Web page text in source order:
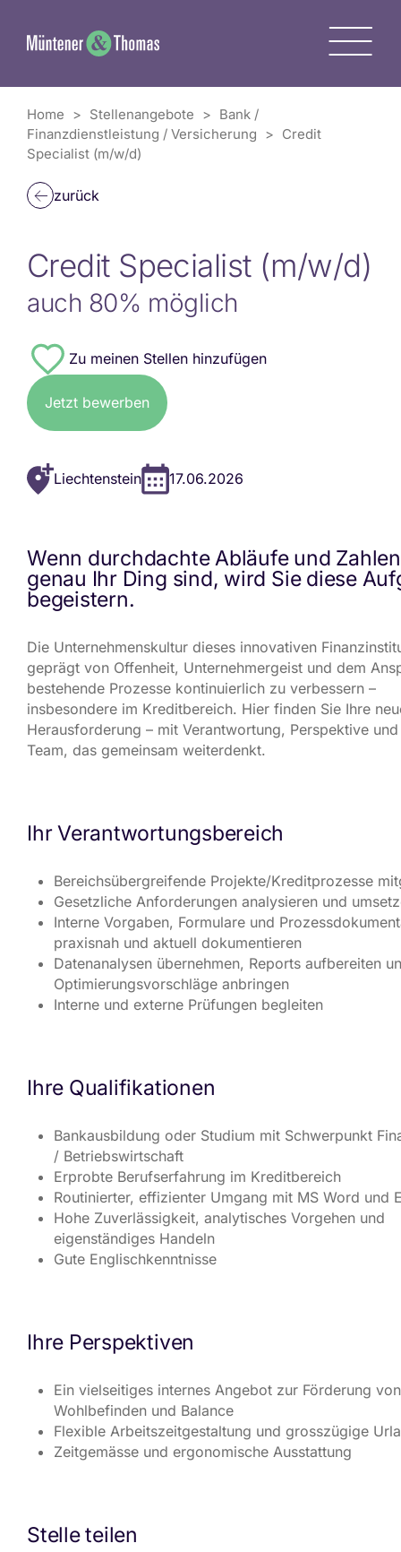
springen
Home > Stellenangebote > Bank /
Finanzdienstleistung / Versicherung > Credit
Specialist (m/w/d)
zurück
Credit Specialist (m/w/d)
auch 80% möglich
#7664
Jetzt bewerben
Liechtenstein 17.06.2026
Wenn durchdachte Abläufe und
genau Ihr Ding sind, wird Sie diese
begeistern.
Die Unternehmenskultur dieses innovativen
geprägt von Offenheit, Unternehmergeist und dem
bestehende Prozesse kontinuierlich zu verbessern –
insbesondere im Kreditbereich. Hier finden Sie Ihre
Herausforderung – mit Verantwortung, Perspektive
Team, das gemeinsam weiterdenkt.
Ihr Verantwortungsbereich
Bereichsübergreifende Projekte/Kreditprozesse
Gesetzliche Anforderungen analysieren und
Interne Vorgaben, Formulare und
praxisnah und aktuell dokumentieren
Datenanalysen übernehmen, Reports aufbereiten
Optimierungsvorschläge anbringen
Interne und externe Prüfungen begleiten
Ihre Qualifikationen
Bankausbildung oder Studium mit Schwerpunkt
/ Betriebswirtschaft
Erprobte Berufserfahrung im Kreditbereich
Routinierter, effizienter Umgang mit MS Word und
Hohe Zuverlässigkeit, analytisches Vorgehen und
eigenständiges Handeln
Gute Englischkenntnisse
Ihre Perspektiven
Ein vielseitiges internes Angebot zur Förderung von
Wohlbefinden und Balance
Flexible Arbeitszeitgestaltung und grosszügige
Zeitgemässe und ergonomische Ausstattung
Stelle teilen